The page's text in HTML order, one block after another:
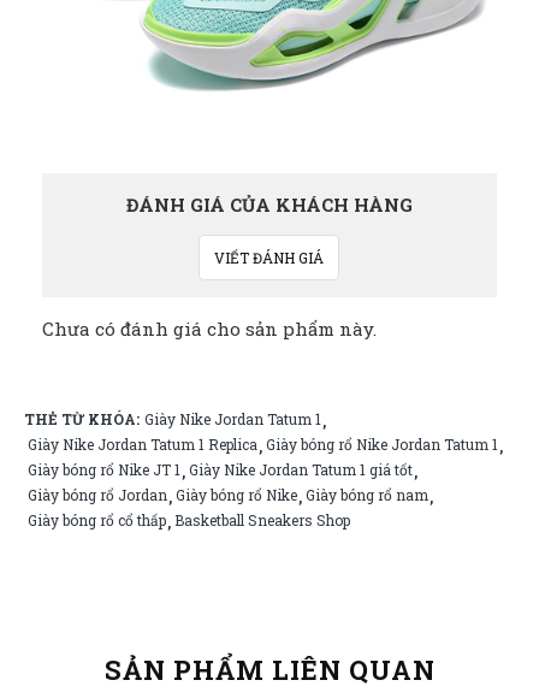
ĐÁNH GIÁ CỦA KHÁCH HÀNG
VIẾT ĐÁNH GIÁ
Chưa có đánh giá cho sản phẩm này.
THẺ TỪ KHÓA: Giày Nike Jordan Tatum 1,
Giày Nike Jordan Tatum 1 Replica,Giày bóng rổ Nike Jordan Tatum 1,
Giày bóng rổ Nike JT 1,Giày Nike Jordan Tatum 1 giá tốt,
Giày bóng rổ Jordan,Giày bóng rổ Nike,Giày bóng rổ nam,
Giày bóng rổ cổ thấp,Basketball Sneakers Shop
SẢN PHẨM LIÊN QUAN